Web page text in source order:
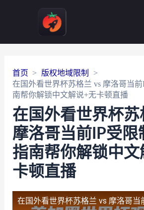
首页
版权地域限制
在国外看世界杯苏格兰 vs 摩洛哥当
南帮你解锁中文解说+无卡顿直播
在国外看世界杯苏
摩洛哥当前IP受限
指南帮你解锁中文
卡顿直播
在国外看世界杯苏格兰 vs 摩洛哥当